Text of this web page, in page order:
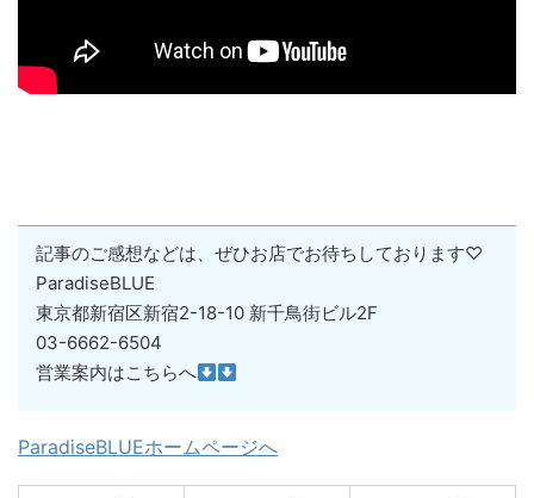
記事のご感想などは、ぜひお店でお待ちしております♡
ParadiseBLUE
東京都新宿区新宿2-18-10 新千鳥街ビル2F
03-6662-6504
営業案内はこちらへ
ParadiseBLUEホームページへ